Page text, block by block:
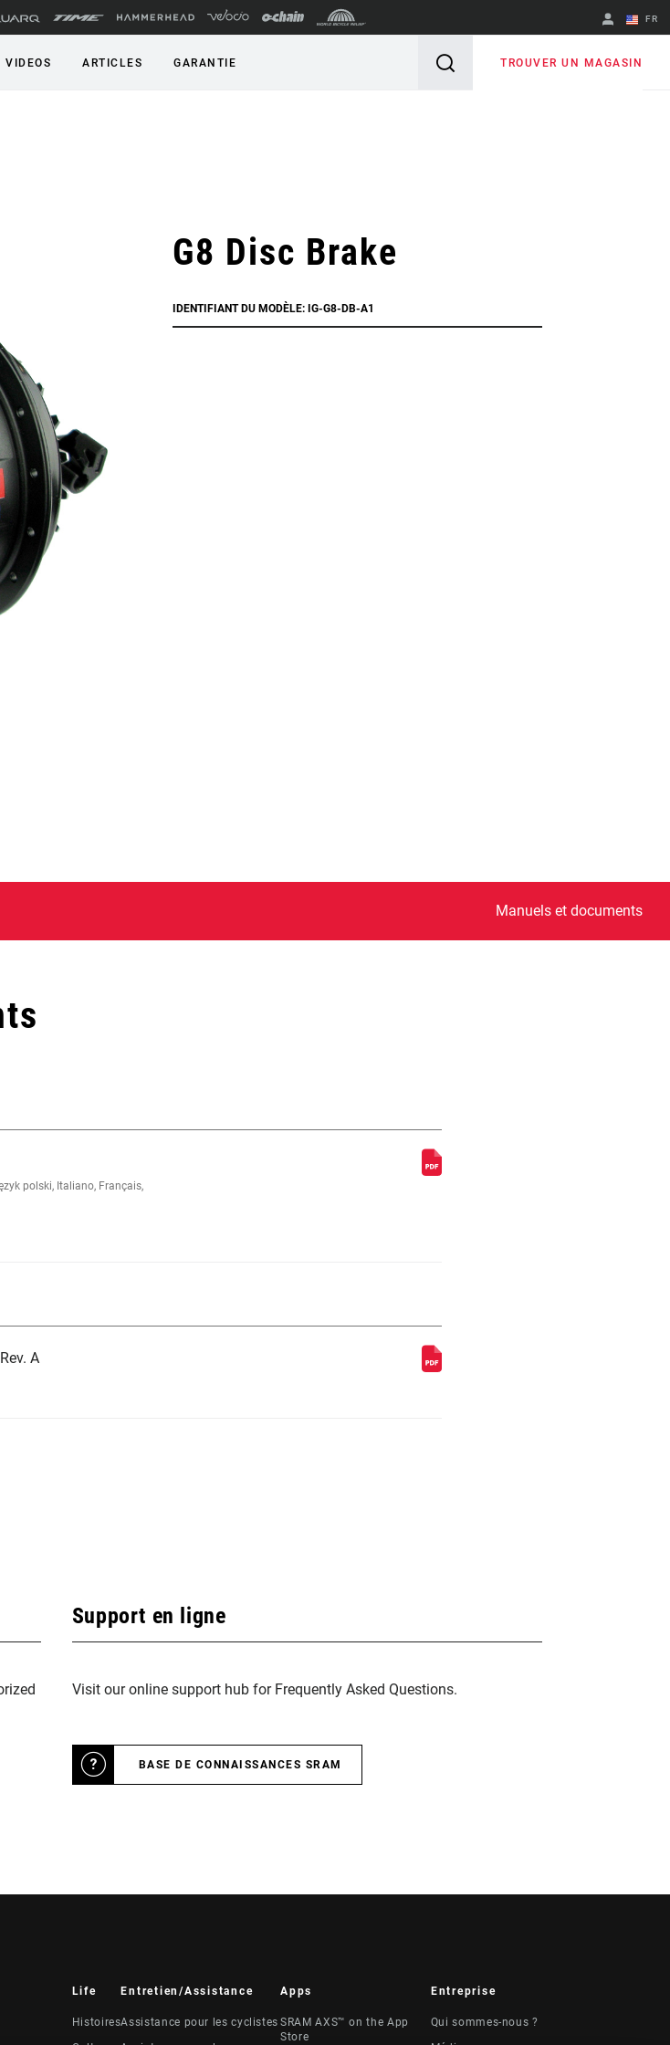
FR
English
VIDEOS ARTICLES GARANTIE TROUVER UN MAGASIN
G8 Disc Brake
IDENTIFIANT DU MODÈLE: IG-G8-DB-A1
Manuels et documents
polski, Italiano, Français,
A
Support en ligne
Visit our online support hub for Frequently Asked Questions.
BASE DE CONNAISSANCES SRAM
Life
Histoires
Entretien/Assistance
Assistance pour les cyclistes
Apps
SRAM AXS™ on the App
Store
Entreprise
Qui sommes-nous ?